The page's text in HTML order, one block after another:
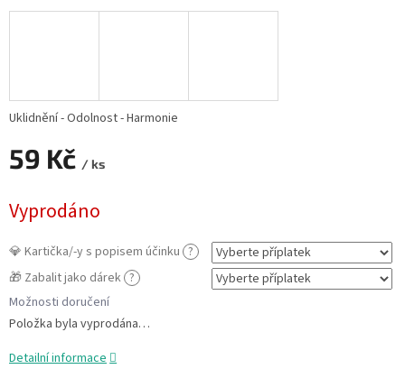
59 Kč / ks
cena:
Vyprodáno
💎 Kartička/-y s popisem účinku ?
🎁 Zabalit jako dárek ?
Možnosti doručení
Položka byla vyprodána…
Uklidnění - Odolnost - Harmonie
Detailní informace